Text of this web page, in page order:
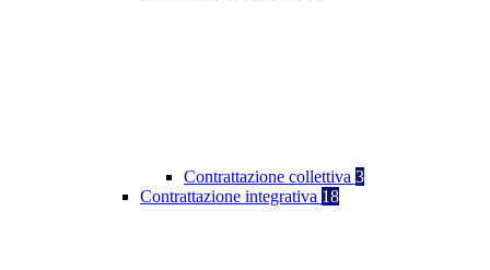
Contrattazione collettiva 3
Contrattazione integrativa 18